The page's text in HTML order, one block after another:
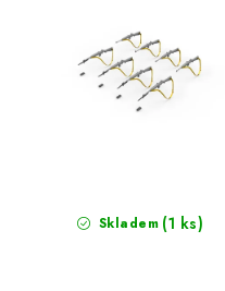
Skladem (1 ks)